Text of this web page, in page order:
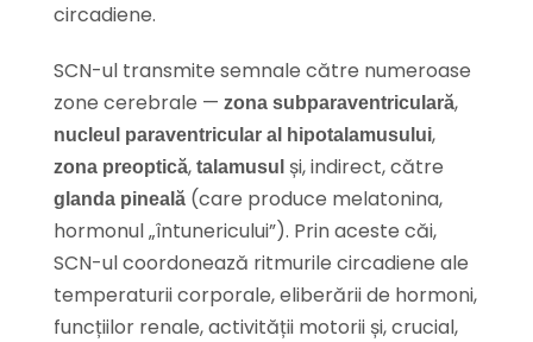
circadiene.
SCN-ul transmite semnale către numeroase
zone cerebrale — zona subparaventriculară,
nucleul paraventricular al hipotalamusului,
zona preoptică, talamusul și, indirect, către
glanda pineală (care produce melatonina,
hormonul „întunericului”). Prin aceste căi,
SCN-ul coordonează ritmurile circadiene ale
temperaturii corporale, eliberării de hormoni,
funcțiilor renale, activității motorii și, crucial,